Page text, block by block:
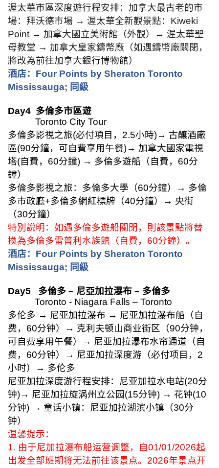
渥太華市區深度遊行程安排：加拿大最古老的市
場：拜沃德市場 → 渥太華全新觀景點： Kiweki
Point → 加拿大國立美術館（外觀） → 渥太華聖
母教堂 → 加拿大皇家鑄幣廠（如遇鑄幣廠關閉，
將改為前往加拿大銀行博物館）
酒店： Four Points by Sheraton Toronto
Mississauga; 同級
Day4 多倫多市區遊
Toronto City Tour
多倫多影視之旅(必付項目， 2.5小時)→ 古釀酒廠
區(90分鐘，可自費享用午餐)→ 加拿大國家電視
塔(自費， 60分鐘) → 多倫多遊船（自費， 60分
鐘）
多倫多影視之旅：多倫多大學（60分鐘） → 多倫
多市政廳+多倫多網紅標牌（40分鐘） → 央街
（30分鐘）
特別說明：如遇多倫多遊船關閉，則該景點將替
換為多倫多雷普利水族館（自費， 60分鐘）。
酒店： Four Points by Sheraton Toronto
Mississauga; 同級
Day5 多倫多 – 尼亞加拉瀑布 – 多倫多
Toronto - Niagara Falls – Toronto
多伦多 → 尼亚加拉瀑布 → 尼亚加拉瀑布船（自
费， 60分钟）→ 克利夫顿山商业街区（90分钟，
可自费享用午餐）→ 尼亚加拉瀑布水帘通道（自
费， 60分钟）→ 尼亚加拉深度游（必付项目， 2
小时）→ 多伦多
尼亚加拉深度游行程安排：尼亚加拉水电站(20分
钟)→ 尼亚加拉旋涡州立公园(15分钟) → 花钟(10
分钟) → 童话小镇：尼亚加拉湖滨小镇（30分
钟）
温馨提示：
1. 由于尼加拉瀑布船运营调整，自01/01/2026起
出发全部班期将无法前往该景点。 2026年景点开